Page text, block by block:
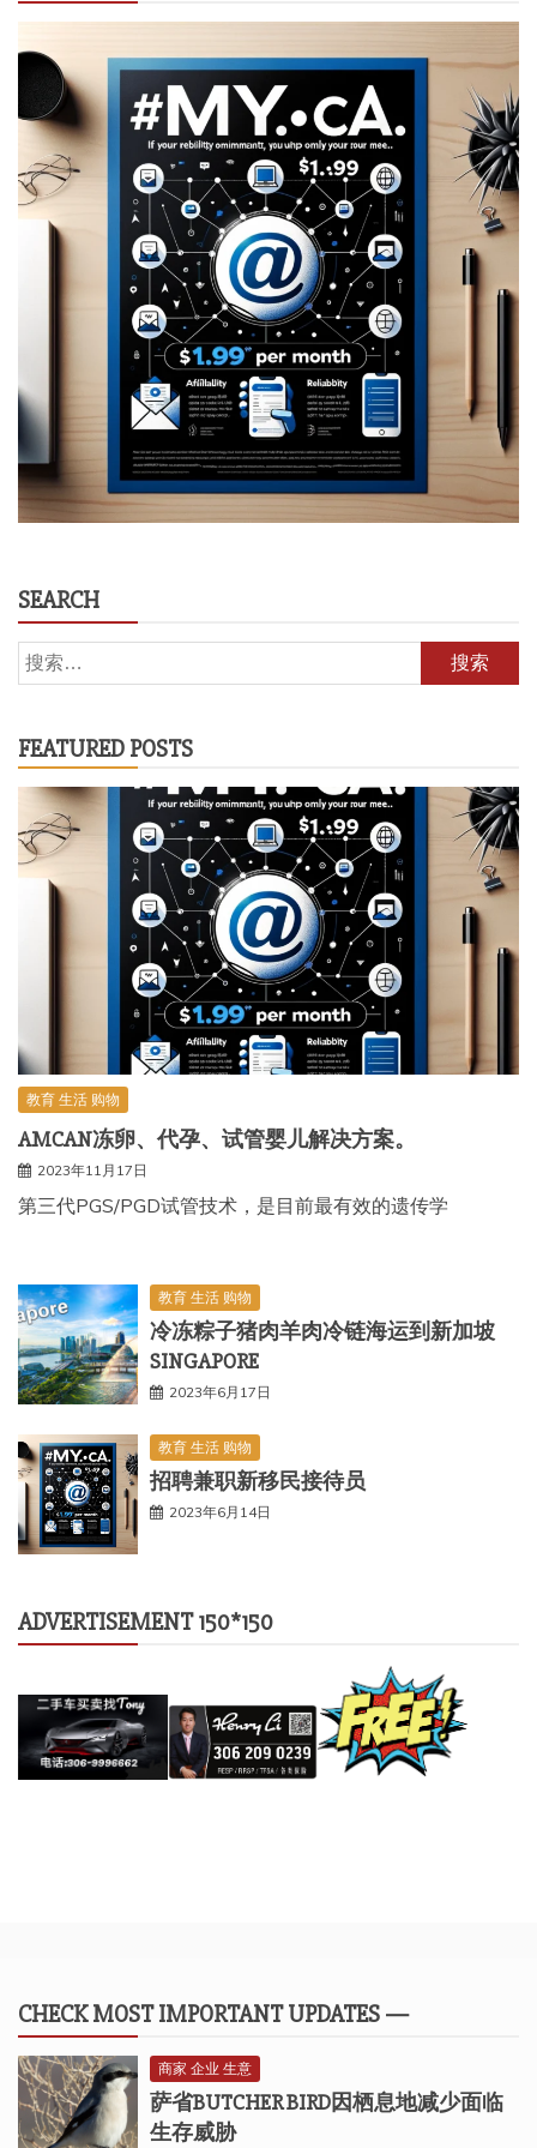
SEARCH
搜
索：
FEATURED POSTS
教育 生活 购物
AMCAN冻卵、代孕、试管婴儿解决方案。
2023年11月17日
第三代PGS/PGD试管技术，是目前最有效的遗传学
教育 生活 购物
冷冻粽子猪肉羊肉冷链海运到新加坡
SINGAPORE
2023年6月17日
教育 生活 购物
招聘兼职新移民接待员
2023年6月14日
ADVERTISEMENT 150*150
CHECK MOST IMPORTANT UPDATES —
商家 企业 生意
萨省BUTCHER BIRD因栖息地减少面临
生存威胁